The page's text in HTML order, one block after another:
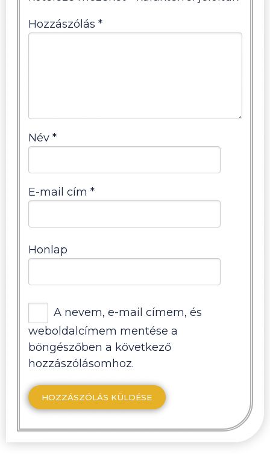
Hozzászólás *
Név *
E-mail cím *
Honlap
A nevem, e-mail címem, és
weboldalcímem mentése a
böngészőben a következő
hozzászólásomhoz.